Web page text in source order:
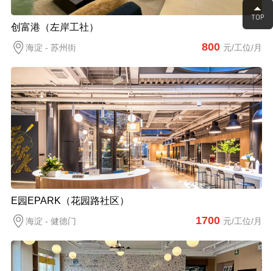
创富港（左岸工社）
海淀 - 苏州街 800 元/工位/月
E园EPARK（花园路社区）
海淀 - 健德门 1700 元/工位/月